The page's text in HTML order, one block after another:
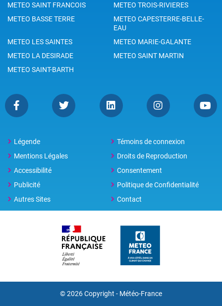
METEO SAINT FRANCOIS
METEO TROIS-RIVIERES
METEO BASSE TERRE
METEO CAPESTERRE-BELLE-
EAU
METEO LES SAINTES
METEO MARIE-GALANTE
METEO LA DESIRADE
METEO SAINT MARTIN
METEO SAINT-BARTH
Légende
Témoins de connexion
Mentions Légales
Droits de Reproduction
Accessibilité
Consentement
Publicité
Politique de Confidentialité
Autres Sites
Contact
© 2026 Copyright - Météo-France